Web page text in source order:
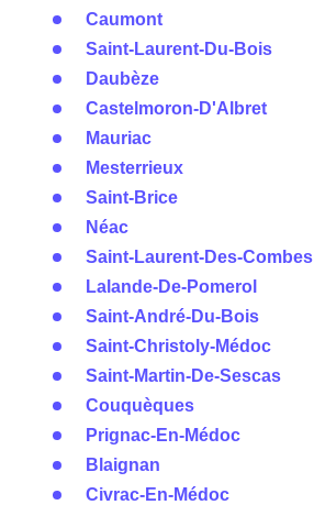
Caumont
Saint-Laurent-Du-Bois
Daubèze
Castelmoron-D'Albret
Mauriac
Mesterrieux
Saint-Brice
Néac
Saint-Laurent-Des-Combes
Lalande-De-Pomerol
Saint-André-Du-Bois
Saint-Christoly-Médoc
Saint-Martin-De-Sescas
Couquèques
Prignac-En-Médoc
Blaignan
Civrac-En-Médoc